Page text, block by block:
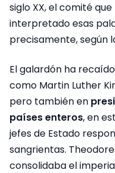
siglo XX, el comité
interpretado esas
precisamente, según
El galardón ha
como Martin Luther
pero también en
países enteros, en
jefes de Estado
sangrientas.
consolidaba el